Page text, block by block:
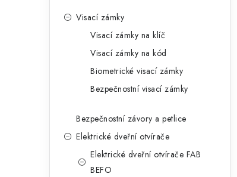
Visací zámky
Visací zámky na klíč
Visací zámky na kód
Biometrické visací zámky
Bezpečnostní visací zámky
Bezpečnostní závory a petlice
Elektrické dveřní otvírače
Elektrické dveřní otvírače FAB
BEFO